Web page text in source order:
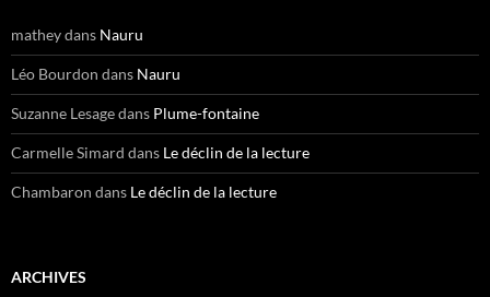
matheydans Nauru
Léo Bourdon dans Nauru
Suzanne Lesagedans Plume-fontaine
Carmelle Simard dans Le déclin de la lecture
Chambaron dans Le déclin de la lecture
ARCHIVES